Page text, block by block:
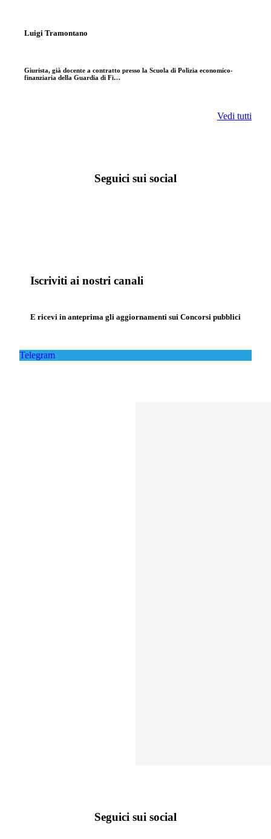
Luigi Tramontano
Giurista, già docente a contratto presso la Scuola di Polizia economico-
finanziaria della Guardia di Fi…
Vedi tutti
Seguici sui social
Iscriviti ai nostri canali
E ricevi in anteprima gli aggiornamenti sui Concorsi pubblici
Telegram
Seguici sui social